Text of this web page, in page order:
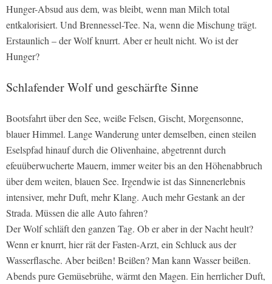
Hunger-Absud aus dem, was bleibt, wenn man Milch total
entkalorisiert. Und Brennessel-Tee. Na, wenn die Mischung trägt.
Erstaunlich – der Wolf knurrt. Aber er heult nicht. Wo ist der
Hunger?
Schlafender Wolf und geschärfte Sinne
Bootsfahrt über den See, weiße Felsen, Gischt, Morgensonne,
blauer Himmel. Lange Wanderung unter demselben, einen steilen
Eselspfad hinauf durch die Olivenhaine, abgetrennt durch
efeuüberwucherte Mauern, immer weiter bis an den Höhenabbruch
über dem weiten, blauen See. Irgendwie ist das Sinnenerlebnis
intensiver, mehr Duft, mehr Klang. Auch mehr Gestank an der
Strada. Müssen die alle Auto fahren?
Der Wolf schläft den ganzen Tag. Ob er aber in der Nacht heult?
Wenn er knurrt, hier rät der Fasten-Arzt, ein Schluck aus der
Wasserflasche. Aber beißen! Beißen? Man kann Wasser beißen.
Abends pure Gemüsebrühe, wärmt den Magen. Ein herrlicher Duft,